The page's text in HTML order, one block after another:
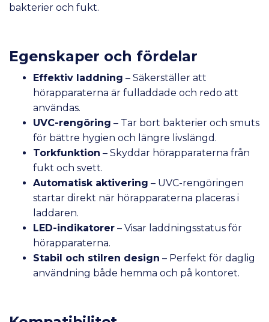
bakterier och fukt.
Egenskaper och fördelar
Effektiv laddning – Säkerställer att
hörapparaterna är fulladdade och redo att
användas.
UVC-rengöring – Tar bort bakterier och smuts
för bättre hygien och längre livslängd.
Torkfunktion – Skyddar hörapparaterna från
fukt och svett.
Automatisk aktivering – UVC-rengöringen
startar direkt när hörapparaterna placeras i
laddaren.
LED-indikatorer – Visar laddningsstatus för
hörapparaterna.
Stabil och stilren design – Perfekt för daglig
användning både hemma och på kontoret.